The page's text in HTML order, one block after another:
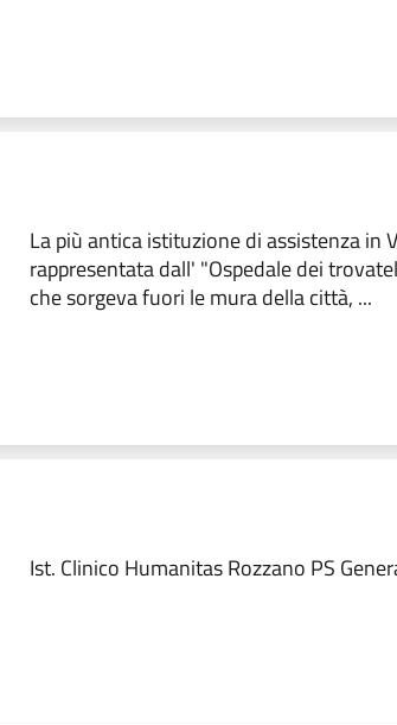
La più antica istituzione di assistenza in
rappresentata dall' "Ospedale dei
che sorgeva fuori le mura della città, ...
Ist. Clinico Humanitas Rozzano PS